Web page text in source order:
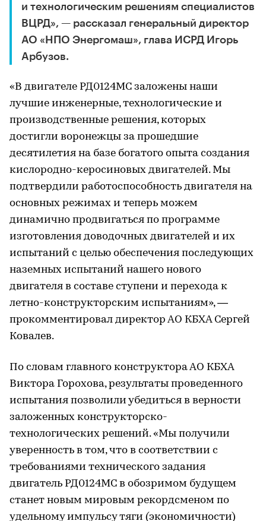
и технологическим решениям специалистов
ВЦРД», — рассказал генеральный директор
АО «НПО Энергомаш», глава ИСРД Игорь
Арбузов.
«В двигателе РД0124МС заложены наши
лучшие инженерные, технологические и
производственные решения, которых
достигли воронежцы за прошедшие
десятилетия на базе богатого опыта создания
кислородно-керосиновых двигателей. Мы
подтвердили работоспособность двигателя на
основных режимах и теперь можем
динамично продвигаться по программе
изготовления доводочных двигателей и их
испытаний с целью обеспечения последующих
наземных испытаний нашего нового
двигателя в составе ступени и перехода к
летно-конструкторским испытаниям», —
прокомментировал директор АО КБХА Сергей
Ковалев.
По словам главного конструктора АО КБХА
Виктора Горохова, результаты проведенного
испытания позволили убедиться в верности
заложенных конструкторско-
технологических решений. «Мы получили
уверенность в том, что в соответствии с
требованиями технического задания
двигатель РД0124МС в обозримом будущем
станет новым мировым рекордсменом по
удельному импульсу тяги (экономичности)